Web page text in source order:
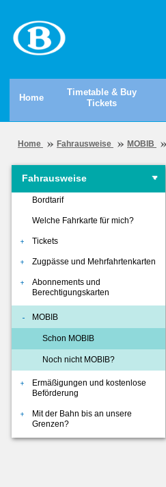
Home
Timetable & Buy
Tickets
Home Fahrausweise MOBIB
Fahrausweise
Bordtarif
Welche Fahrkarte für mich?
Tickets
Zugpässe und Mehrfahrtenkarten
Abonnements und
Berechtigungskarten
MOBIB
Schon MOBIB
Noch nicht MOBIB?
Ermäßigungen und kostenlose
Beförderung
Mit der Bahn bis an unsere
Grenzen?